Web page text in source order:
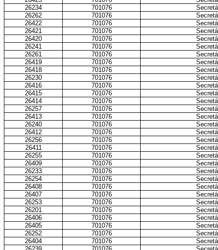
26234
701076
26262
701076
26422
701076
26421
701076
26420
701076
26241
701076
26261
701076
26419
701076
26418
701076
26230
701076
26416
701076
26415
701076
26414
701076
26257
701076
26413
701076
26240
701076
26412
701076
26256
701076
26411
701076
26255
701076
26409
701076
26233
701076
26254
701076
26408
701076
26407
701076
26253
701076
26201
701076
26406
701076
26405
701076
26252
701076
26404
701076